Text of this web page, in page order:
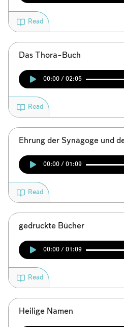
Read
Das Thora-Buch
00:00 / 02:05
Read
Ehrung der Synagoge und
00:00 / 01:09
Read
gedruckte Bücher
00:00 / 01:09
Read
Heilige Namen